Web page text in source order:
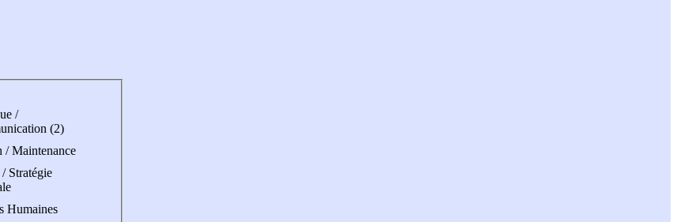
/
(2)
/ Maintenance
Stratégie
Humaines